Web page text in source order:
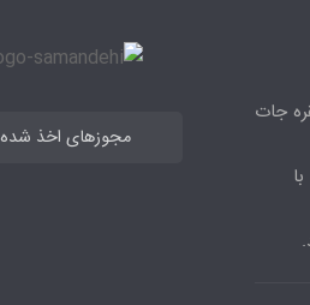
جات
مجوزهای اخذ شده